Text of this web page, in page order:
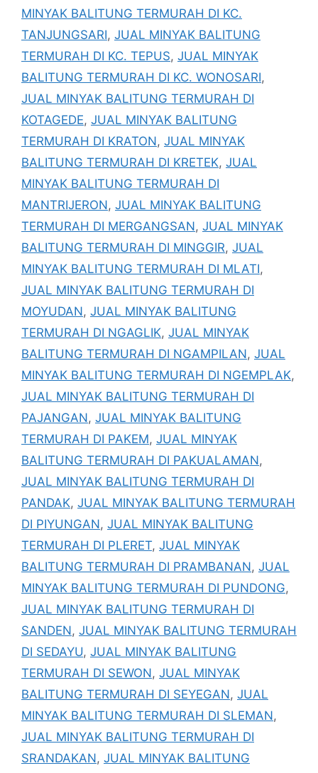
MINYAK BALITUNG TERMURAH DI KC.
TANJUNGSARI, JUAL MINYAK BALITUNG
TERMURAH DI KC. TEPUS, JUAL MINYAK
BALITUNG TERMURAH DI KC. WONOSARI,
JUAL MINYAK BALITUNG TERMURAH DI
KOTAGEDE, JUAL MINYAK BALITUNG
TERMURAH DI KRATON, JUAL MINYAK
BALITUNG TERMURAH DI KRETEK, JUAL
MINYAK BALITUNG TERMURAH DI
MANTRIJERON, JUAL MINYAK BALITUNG
TERMURAH DI MERGANGSAN, JUAL MINYAK
BALITUNG TERMURAH DI MINGGIR, JUAL
MINYAK BALITUNG TERMURAH DI MLATI,
JUAL MINYAK BALITUNG TERMURAH DI
MOYUDAN, JUAL MINYAK BALITUNG
TERMURAH DI NGAGLIK, JUAL MINYAK
BALITUNG TERMURAH DI NGAMPILAN, JUAL
MINYAK BALITUNG TERMURAH DI NGEMPLAK,
JUAL MINYAK BALITUNG TERMURAH DI
PAJANGAN, JUAL MINYAK BALITUNG
TERMURAH DI PAKEM, JUAL MINYAK
BALITUNG TERMURAH DI PAKUALAMAN,
JUAL MINYAK BALITUNG TERMURAH DI
PANDAK, JUAL MINYAK BALITUNG TERMURAH
DI PIYUNGAN, JUAL MINYAK BALITUNG
TERMURAH DI PLERET, JUAL MINYAK
BALITUNG TERMURAH DI PRAMBANAN, JUAL
MINYAK BALITUNG TERMURAH DI PUNDONG,
JUAL MINYAK BALITUNG TERMURAH DI
SANDEN, JUAL MINYAK BALITUNG TERMURAH
DI SEDAYU, JUAL MINYAK BALITUNG
TERMURAH DI SEWON, JUAL MINYAK
BALITUNG TERMURAH DI SEYEGAN, JUAL
MINYAK BALITUNG TERMURAH DI SLEMAN,
JUAL MINYAK BALITUNG TERMURAH DI
SRANDAKAN, JUAL MINYAK BALITUNG